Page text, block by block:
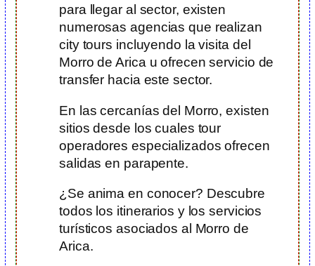
para llegar al sector, existen
numerosas agencias que realizan
city tours incluyendo la visita del
Morro de Arica u ofrecen servicio de
transfer hacia este sector.
En las cercanías del Morro, existen
sitios desde los cuales tour
operadores especializados ofrecen
salidas en parapente.
¿Se anima en conocer? Descubre
todos los itinerarios y los servicios
turísticos asociados al Morro de
Arica.